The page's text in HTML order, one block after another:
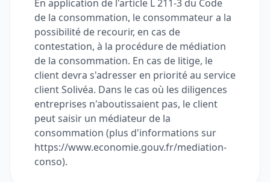
En application de l'article L 211-3 du Code
de la consommation, le consommateur a la
possibilité de recourir, en cas de
contestation, à la procédure de médiation
de la consommation. En cas de litige, le
client devra s'adresser en priorité au service
client Solivéa. Dans le cas où les diligences
entreprises n'aboutissaient pas, le client
peut saisir un médiateur de la
consommation (plus d'informations sur
https://www.economie.gouv.fr/mediation-
conso).